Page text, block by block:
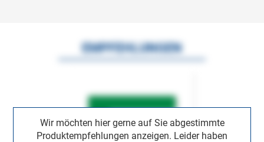
Wir möchten hier gerne auf Sie abgestimmte
Produktempfehlungen anzeigen. Leider haben
EMPFEHLUNGEN